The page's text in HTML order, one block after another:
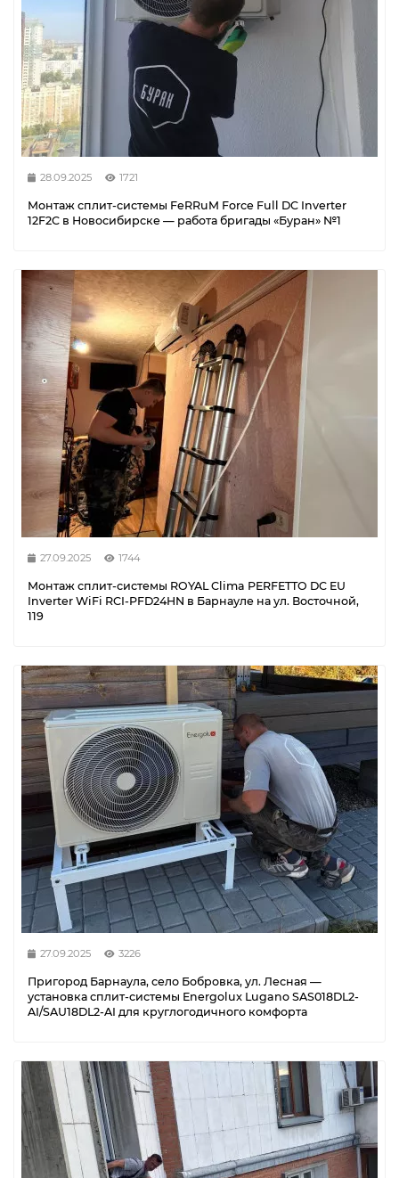
28.09.2025 1721
Монтаж сплит-системы FeRRuM Force Full DC Inverter
12F2C в Новосибирске — работа бригады «Буран» №1
27.09.2025 1744
Монтаж сплит-системы ROYAL Clima PERFETTO DC EU
Inverter WiFi RCI-PFD24HN в Барнауле на ул. Восточной,
119
27.09.2025 3226
Пригород Барнаула, село Бобровка, ул. Лесная —
установка сплит-системы Energolux Lugano SAS018DL2-
AI/SAU18DL2-AI для круглогодичного комфорта